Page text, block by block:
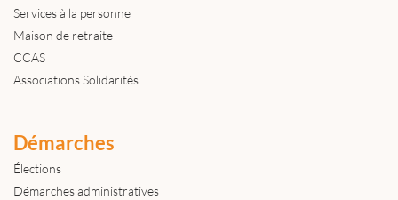
Services à la personne
Maison de retraite
CCAS
Associations Solidarités
Démarches
Élections
Démarches administratives